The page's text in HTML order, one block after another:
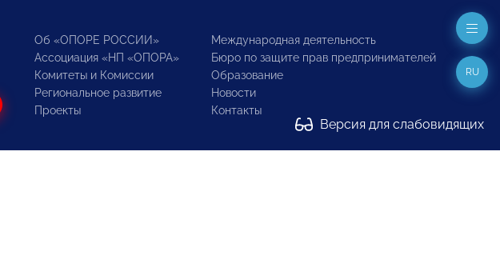
Об «ОПОРЕ РОССИИ»
Ассоциация «НП «ОПОРА»
Комитеты и Комиссии
Региональное развитие
Проекты
Международная деятельность
Бюро по защите прав предпринимателей
Образование
Новости
Контакты
Версия для слабовидящих
RU